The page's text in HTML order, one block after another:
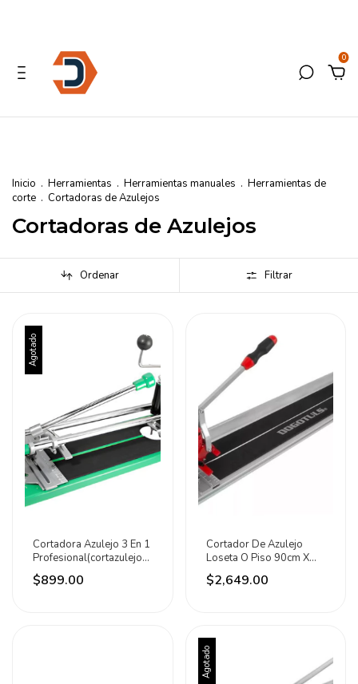
0
Inicio . Herramientas . Herramientas manuales . Herramientas de
corte . Cortadoras de Azulejos
Cortadoras de Azulejos
Ordenar Filtrar
Agotado
Cortadora Azulejo 3 En 1
Profesional(cortazulejo)
Lion Tools
$899.00
Cortador De Azulejo
Loseta O Piso 90cm X
20mm Dogo Tuls
$2,649.00
Agotado